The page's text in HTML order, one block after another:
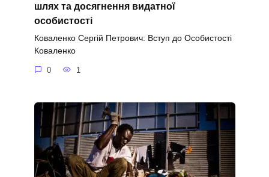
шлях та досягнення видатної
особистості
Коваленко Сергій Петрович: Вступ до Особистості
Коваленко
0 1